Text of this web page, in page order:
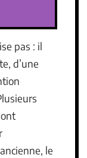
pas : il
d’une
le